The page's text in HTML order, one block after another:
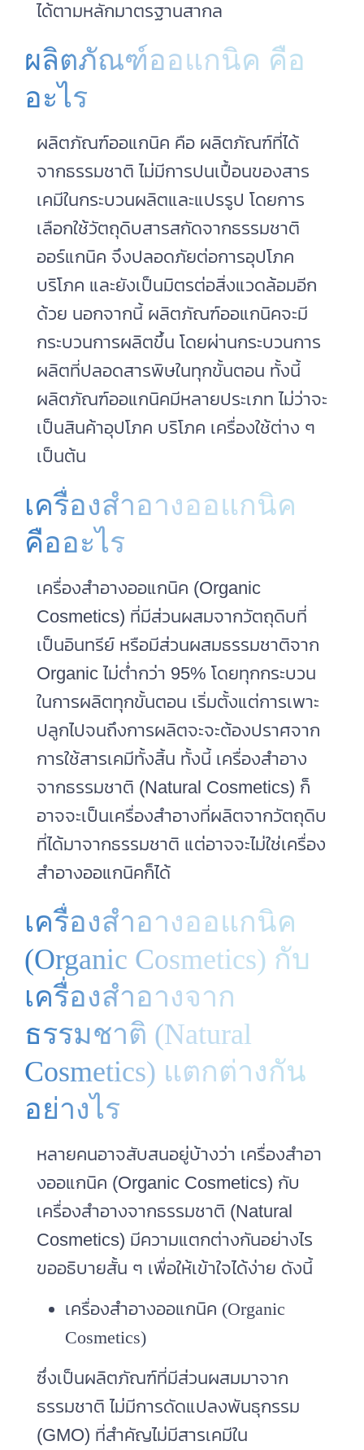
ได้ตามหลักมาตรฐานสากล
ผลิตภัณฑ์ออแกนิค คือ
อะไร
ผลิตภัณฑ์ออแกนิค คือ ผลิตภัณฑ์ที่ได้
จากธรรมชาติ ไม่มีการปนเปื้อนของสาร
เคมีในกระบวนผลิตและแปรรูป โดยการ
เลือกใช้วัตถุดิบสารสกัดจากธรรมชาติ
ออร์แกนิค จึงปลอดภัยต่อการอุปโภค
บริโภค และยังเป็นมิตรต่อสิ่งแวดล้อมอีก
ด้วย นอกจากนี้ ผลิตภัณฑ์ออแกนิคจะมี
กระบวนการผลิตขึ้น โดยผ่านกระบวนการ
ผลิตที่ปลอดสารพิษในทุกขั้นตอน ทั้งนี้
ผลิตภัณฑ์ออแกนิคมีหลายประเภท ไม่ว่าจะ
เป็นสินค้าอุปโภค บริโภค เครื่องใช้ต่าง ๆ
เป็นต้น
เครื่องสําอางออแกนิค
คืออะไร
เครื่องสําอางออแกนิค (Organic
Cosmetics) ที่มีส่วนผสมจากวัตถุดิบที่
เป็นอินทรีย์ หรือมีส่วนผสมธรรมชาติจาก
Organic ไม่ต่ำกว่า 95% โดยทุกกระบวน
ในการผลิตทุกขั้นตอน เริ่มตั้งแต่การเพาะ
ปลูกไปจนถึงการผลิตจะจะต้องปราศจาก
การใช้สารเคมีทั้งสิ้น ทั้งนี้ เครื่องสําอาง
จากธรรมชาติ (Natural Cosmetics) ก็
อาจจะเป็นเครื่องสำอางที่ผลิตจากวัตถุดิบ
ที่ได้มาจากธรรมชาติ แต่อาจจะไม่ใช่เครื่อง
สําอางออแกนิคก็ได้
เครื่องสําอางออแกนิค
(Organic Cosmetics) กับ
เครื่องสําอางจาก
ธรรมชาติ (Natural
Cosmetics) แตกต่างกัน
อย่างไร
หลายคนอาจสับสนอยู่บ้างว่า เครื่องสําอา
งออแกนิค (Organic Cosmetics) กับ
เครื่องสําอางจากธรรมชาติ (Natural
Cosmetics) มีความแตกต่างกันอย่างไร
ขออธิบายสั้น ๆ เพื่อให้เข้าใจได้ง่าย ดังนี้
เครื่องสําอางออแกนิค (Organic
Cosmetics)
ซึ่งเป็นผลิตภัณฑ์ที่มีส่วนผสมมาจาก
ธรรมชาติ ไม่มีการดัดแปลงพันธุกรรม
(GMO) ที่สำคัญไม่มีสารเคมีใน